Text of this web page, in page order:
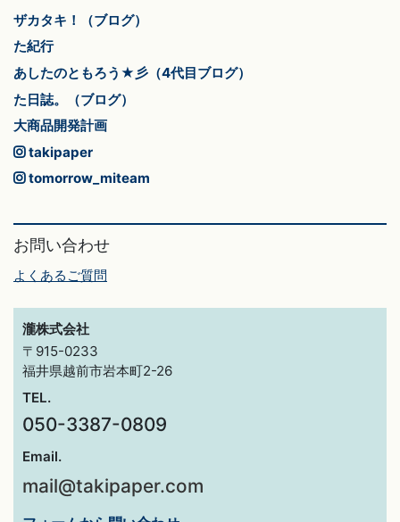
ザカタキ！（ブログ）
た紀行
あしたのともろう★彡（4代目ブログ）
た日誌。（ブログ）
大商品開発計画
takipaper
tomorrow_miteam
お問い合わせ
よくあるご質問
瀧株式会社
〒915-0233
福井県越前市岩本町2-26
TEL.
050-3387-0809
Email.
mail@takipaper.com